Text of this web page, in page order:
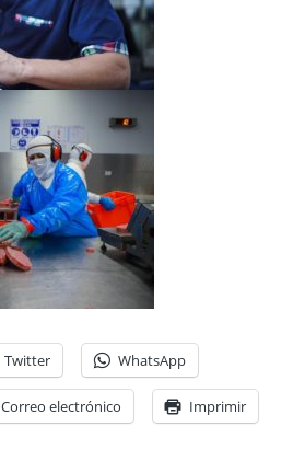
Twitter WhatsApp
Correo electrónico Imprimir